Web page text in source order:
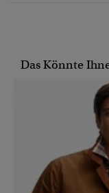
Das Könnte